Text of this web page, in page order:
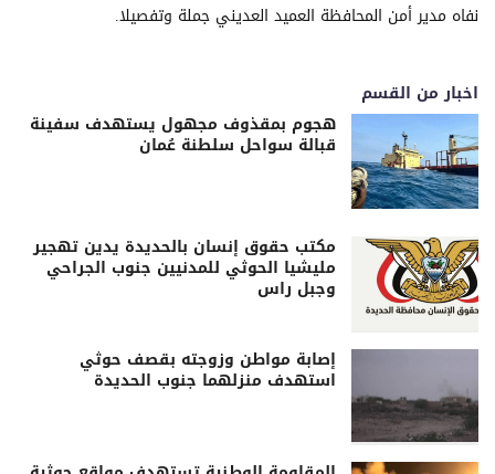
نفاه مدير أمن المحافظة العميد العديني جملة وتفصيلا.
اخبار من القسم
هجوم بمقذوف مجهول يستهدف سفينة
قبالة سواحل سلطنة عُمان
مكتب حقوق إنسان بالحديدة يدين تهجير
مليشيا الحوثي للمدنيين جنوب الجراحي
وجبل راس
إصابة مواطن وزوجته بقصف حوثي
استهدف منزلهما جنوب الحديدة